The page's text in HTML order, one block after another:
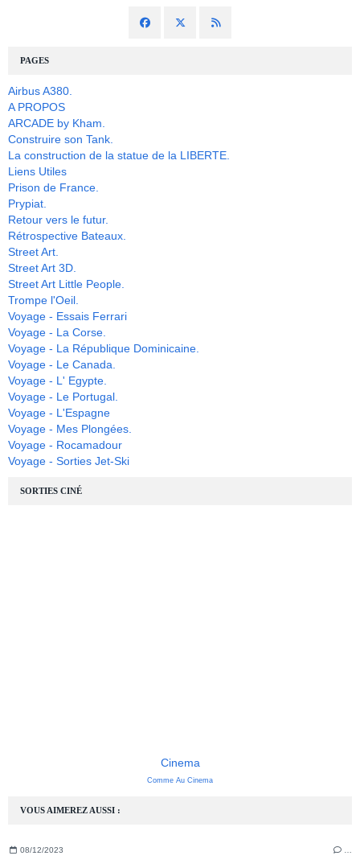
VOUS AIMEREZ AUSSI :
08/12/2023
PAGES
Airbus A380.
A PROPOS
ARCADE by Kham.
Construire son Tank.
La construction de la statue de la LIBERTE.
Liens Utiles
Prison de France.
Prypiat.
Retour vers le futur.
Rétrospective Bateaux.
Street Art.
Street Art 3D.
Street Art Little People.
Trompe l'Oeil.
Voyage - Essais Ferrari
Voyage - La Corse.
Voyage - La République Dominicaine.
Voyage - Le Canada.
Voyage - L' Egypte.
Voyage - Le Portugal.
Voyage - L'Espagne
Voyage - Mes Plongées.
Voyage - Rocamadour
Voyage - Sorties Jet-Ski
SORTIES CINÉ
Cinema
Comme Au Cinema